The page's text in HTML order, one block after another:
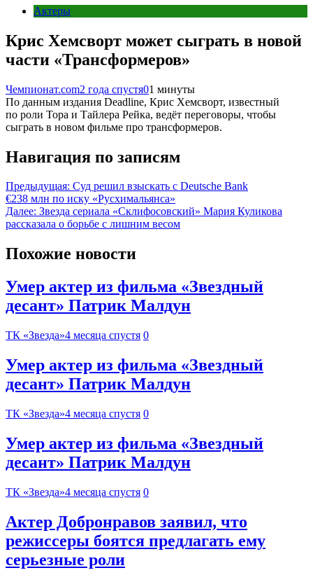
Актеры
Крис Хемсворт может сыграть в новой
части «Трансформеров»
Чемпионат.com2 года спустя01 минуты
По данным издания Deadline, Крис Хемсворт, известный
по роли Тора и Тайлера Рейка, ведёт переговоры, чтобы
сыграть в новом фильме про трансформеров.
Навигация по записям
Предыдущая: Суд решил взыскать с Deutsche Bank
€238 млн по иску «Русхимальянса»
Далее: Звезда сериала «Склифосовский» Мария Куликова
рассказала о борьбе с лишним весом
Похожие новости
Умер актер из фильма «Звездный
десант» Патрик Малдун
ТК «Звезда»4 месяца спустя 0
Умер актер из фильма «Звездный
десант» Патрик Малдун
ТК «Звезда»4 месяца спустя 0
Умер актер из фильма «Звездный
десант» Патрик Малдун
ТК «Звезда»4 месяца спустя 0
Актер Добронравов заявил, что
режиссеры боятся предлагать ему
серьезные роли